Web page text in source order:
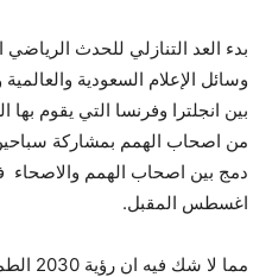
بدء العد التنازلي للحدث الرياضي
وسائل الإعلام السعودية
بين انجلترا وفرنسا التي يقوم
من اصحاب الهمم بمشاركة
دمج بين اصحاب الهمم والاصحاء
اغسطس المقبل.
مما